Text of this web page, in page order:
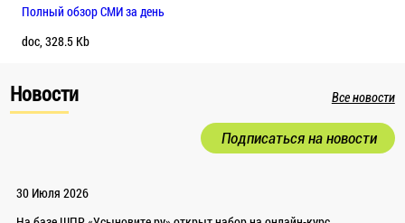
Полный обзор СМИ за день
doc, 328.5 Kb
Новости Все новости
Подписаться на новости
30 Июля 2026